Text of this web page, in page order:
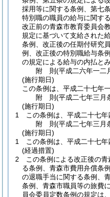
採用等に関する条例、第七
特別職の職員の給与に関す
改正前の青森市教育委員会
規定に基づいて支給された
条例、改正後の任期付研究
例、改正後の特別職給与条
の規定による給与の内払とみ
附 則(平成二六年一二
(施行期日)
この条例は、平成二十七年
附 則(平成二七年三月
(施行期日)
1
この条例は、平成二十七年
附 則(平成二七年三月
(施行期日)
1
この条例は、平成二十七年
(経過措置)
2
この条例による改正後の
る条例、青森市費用弁償条
の退職手当に関する条例、
条例、青森市職員等の旅費
員会委員定数条例の規定は